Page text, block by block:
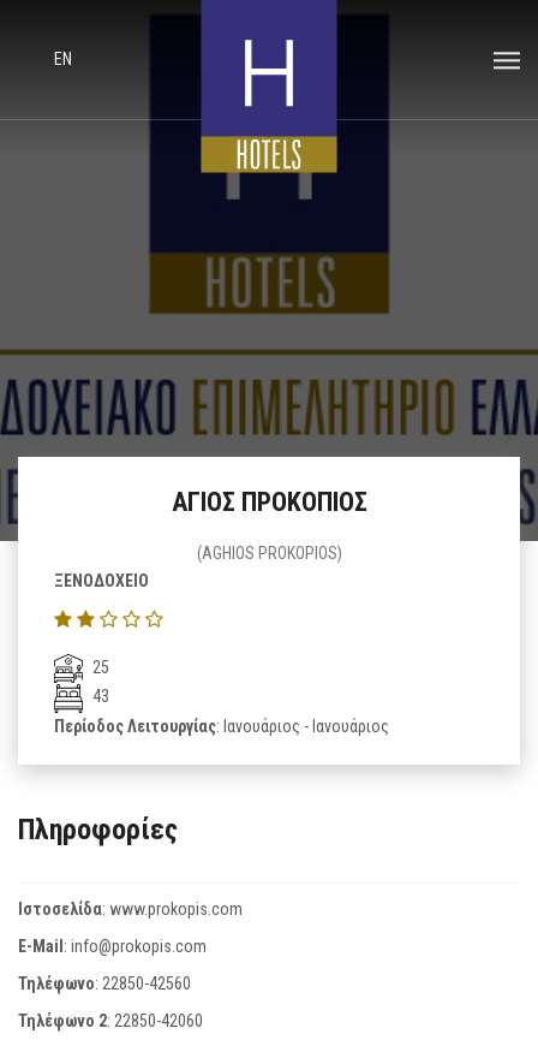
EN
ΑΓΙΟΣ ΠΡΟΚΟΠΙΟΣ
(AGHIOS PROKOPIOS)
ΞΕΝΟΔΟΧΕΙΟ
25
43
Περίοδος Λειτουργίας: Ιανουάριος - Ιανουάριος
Πληροφορίες
Ιστοσελίδα: www.prokopis.com
E-Mail: info@prokopis.com
Τηλέφωνο: 22850-42560
Τηλέφωνο 2: 22850-42060